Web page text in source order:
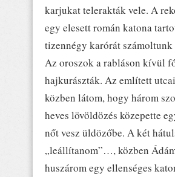
karjukat telerakták vele. A
egy elesett román katona
tizennégy karórát számoltunk
Az oroszok a rabláson kívül
hajkurászták. Az említett
közben látom, hogy három
heves lövöldözés közepette
nőt vesz üldözőbe. A két
„leállítanom”…, közben
huszárom egy ellenséges